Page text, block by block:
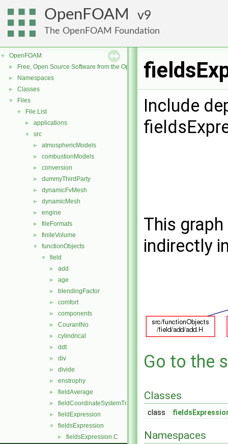
OpenFOAM 9
The OpenFOAM Foundation
▼ OpenFOAM
► Free, Open Source Software from the OpenFOAM Foundation
► Namespaces
► Classes
▼ Files
▼ File List
► applications
▼ src
► atmosphericModels
► combustionModels
► conversion
► dummyThirdParty
► dynamicFvMesh
► dynamicMesh
► engine
► fileFormats
► finiteVolume
▼ functionObjects
▼ field
► add
► age
► blendingFactor
► comfort
► components
► CourantNo
► cylindrical
► ddt
► div
► divide
► enstrophy
► fieldAverage
► fieldCoordinateSystemTransform
► fieldExpression
▼ fieldsExpression
► fieldsExpression.C
Include
This
indirectly
Go to the
Classes
class
Namespaces